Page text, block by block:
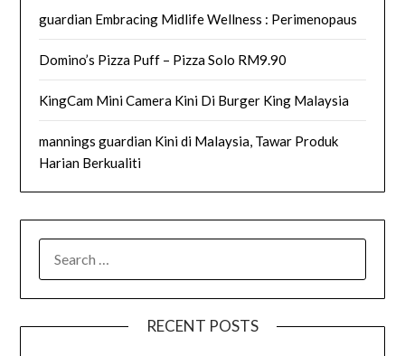
guardian Embracing Midlife Wellness : Perimenopaus
Domino’s Pizza Puff – Pizza Solo RM9.90
KingCam Mini Camera Kini Di Burger King Malaysia
mannings guardian Kini di Malaysia, Tawar Produk
Harian Berkualiti
FOR:
RECENT POSTS